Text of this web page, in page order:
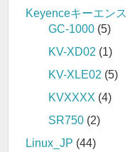
Keyenceキーエンス
GC-1000 (5)
KV-XD02 (1)
KV-XLE02 (5)
KVXXXX (4)
SR750 (2)
Linux_JP (44)